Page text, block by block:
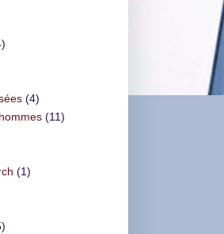
(4)
(11)
(1)